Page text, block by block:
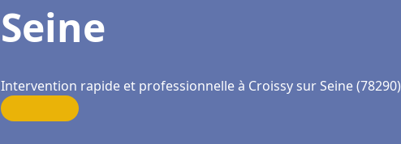
Seine
Intervention rapide et professionnelle à Croissy sur Seine (78290)